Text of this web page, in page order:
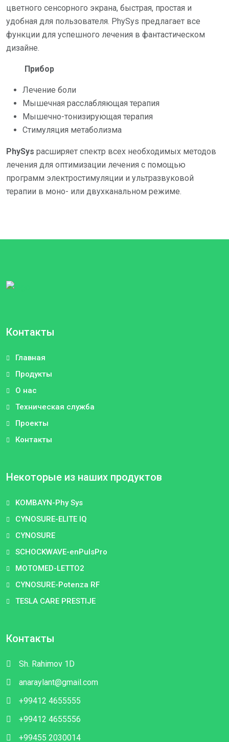
цветного сенсорного экрана, быстрая, простая и
удобная для пользователя. PhySys предлагает все
функции для успешного лечения в фантастическом
дизайне.
Прибор
Лечение боли
Мышечная расслабляющая терапия
Мышечно-тонизирующая терапия
Стимуляция метаболизма
PhySys расширяет спектр всех необходимых методов
лечения для оптимизации лечения с помощью
программ электростимуляции и ультразвуковой
терапии в моно- или двухканальном режиме.
Контакты
Главная
Продукты
О нас
Техническая служба
Проекты
Контакты
Некоторые из наших продуктов
KOMBAYN-Phy Sys
CYNOSURE-ELITE IQ
CYNOSURE
SCHOCKWAVE-enPulsPro
MOTOMED-LETTO2
CYNOSURE-Potenza RF
TESLA CARE PRESTIJE
Контакты
Sh. Rahimov 1D
anaraylant@gmail.com
+99412 4655555
+99412 4655556
+99455 2030014